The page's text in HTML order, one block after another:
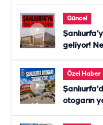
Güncel
geliyor!
Özel Haber
otogarın